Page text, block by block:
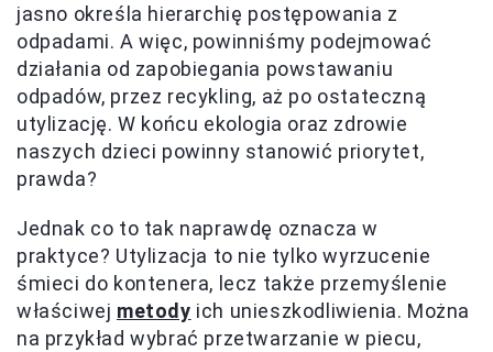
jasno określa hierarchię postępowania z
odpadami. A więc, powinniśmy podejmować
działania od zapobiegania powstawaniu
odpadów, przez recykling, aż po ostateczną
utylizację. W końcu ekologia oraz zdrowie
naszych dzieci powinny stanowić priorytet,
prawda?
Jednak co to tak naprawdę oznacza w
praktyce? Utylizacja to nie tylko wyrzucenie
śmieci do kontenera, lecz także przemyślenie
właściwej metody ich unieszkodliwienia. Można
na przykład wybrać przetwarzanie w piecu,